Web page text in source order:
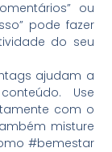
ou
pode fazer
do seu
ajudam a
Use
com o
misture
#bemestar